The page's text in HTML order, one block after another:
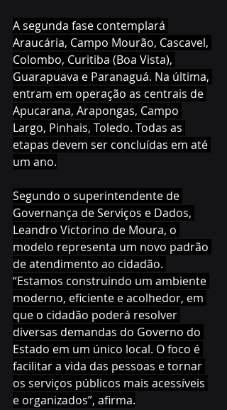
A segunda fase contemplará
Araucária, Campo Mourão, Cascavel,
Colombo, Curitiba (Boa Vista),
Guarapuava e Paranaguá. Na última,
entram em operação as centrais de
Apucarana, Arapongas, Campo
Largo, Pinhais, Toledo. Todas as
etapas devem ser concluídas em até
um ano.
Segundo o superintendente de
Governança de Serviços e Dados,
Leandro Victorino de Moura, o
modelo representa um novo padrão
de atendimento ao cidadão.
“Estamos construindo um ambiente
moderno, eficiente e acolhedor, em
que o cidadão poderá resolver
diversas demandas do Governo do
Estado em um único local. O foco é
facilitar a vida das pessoas e tornar
os serviços públicos mais acessíveis
e organizados”, afirma.